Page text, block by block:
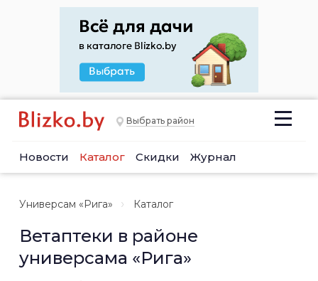
Выбрать район
Новости Каталог Скидки Журнал
Универсам «Рига» Каталог
Ветаптеки в районе
универсама «Рига»